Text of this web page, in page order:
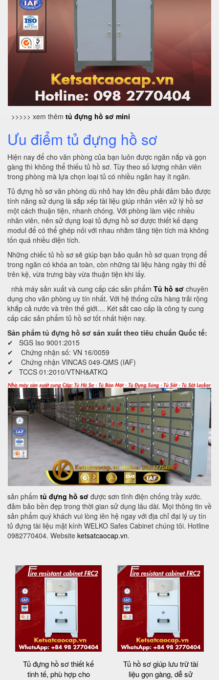
>>>>> xem thêm tủ đựng hồ sơ mini
Ưu điểm tủ đựng hồ sơ
Hiện nay để cho văn phòng của bạn luôn được ngăn nắp và gọn
gàng thì không thể thiếu tủ hồ sơ. Tùy theo số lượng nhân viên
trong phòng mà lựa chọn loại tủ có nhiều ngăn hay ít ngăn.
Tủ đựng hồ sơ văn phòng dù nhỏ hay lớn đều phải đảm bảo được
tính năng sử dụng là sắp xếp tài liệu giúp nhân viên xử lý hồ sơ
một cách thuận tiện, nhanh chóng. Với phòng làm việc nhiều
nhân viên, nên sử dụng loại tủ đựng hồ sơ được thiết kế dạng
modul để có thể ghép nối với nhau nhằm tăng tiện tích mà không
tốn quá nhiều diện tích.
Những chiếc tủ hồ sơ sẽ giúp bạn bảo quản hồ sơ quan trọng để
trong ngăn có khóa an toàn, còn những tài liệu hàng ngày thì để
trên kệ, vừa trưng bày vừa thuận tiện khi lấy.
nhà máy sản xuất và cung cấp các sản phẩm Tủ hồ sơ chuyên
dụng cho văn phòng uy tín nhất. Với hệ thống cửa hàng trải rộng
khắp cả nước và trên thế giới.... Két sắt cao cấp là công ty cung
cấp các sản phẩm tủ hồ sơ tốt nhất hiện nay.
Sản phẩm tủ đựng hồ sơ sản xuất theo tiêu chuẩn Quốc tế:
✔ SGS Iso 9001:2015
✔ Chứng nhận số: VN 16/0059
✔ Chứng nhận VINCAS 049-QMS (IAF)
✔ TCCS 01:2010/VTNH&ATKQ
sản phẩm tủ đựng hồ sơ được sơn tĩnh điện chống trầy xước.
đảm bảo bền đẹp trong thời gian sử dụng lâu dài. Mọi thông tin về
sản phẩm quý khách vui lòng iên hệ ngay với địa chỉ đại lý uy tín
tủ đựng tài liệu mặt kính WELKO Safes Cabinet chúng tôi. Hotline
0982770404. Website ketsatcaocap.vn.
Tủ đựng hồ sơ thiết kế
tinh tế, phù hợp cho
Tủ hồ sơ giúp lưu trữ tài
liệu gọn gàng, dễ sử